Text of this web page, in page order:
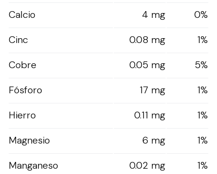
Calcio
4 mg
0%
Cinc
0.08 mg
1%
Cobre
0.05 mg
5%
Fósforo
17 mg
1%
Hierro
0.11 mg
1%
Magnesio
6 mg
1%
Manganeso
0.02 mg
1%